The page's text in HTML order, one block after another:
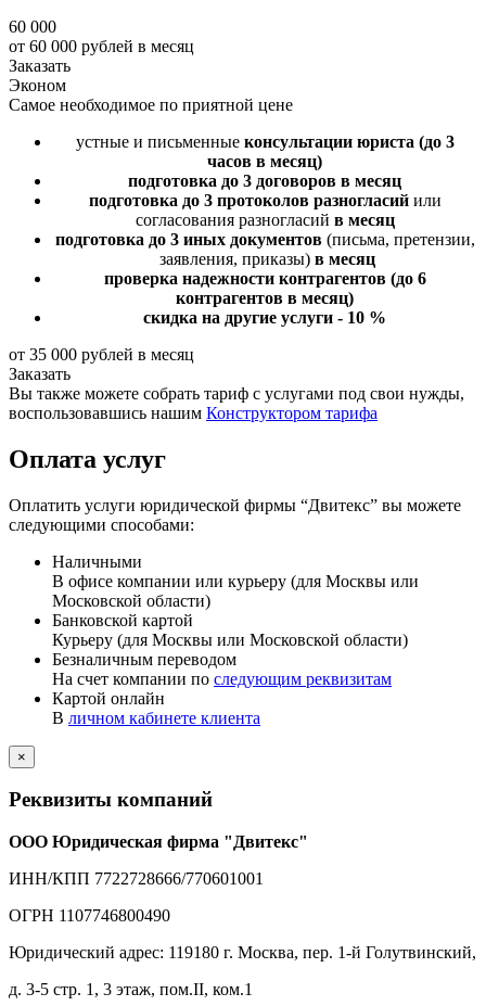
60 000
от 60 000 рублей в месяц
Заказать
Эконом
Самое необходимое по приятной цене
устные и письменные консультации юриста (до 3
часов в месяц)
подготовка до 3 договоров в месяц
подготовка до 3 протоколов разногласийили
согласования разногласий в месяц
подготовка до 3 иных документов(письма, претензии,
заявления, приказы) в месяц
проверка надежности контрагентов (до 6
контрагентов в месяц)
скидка на другие услуги - 10 %
от 35 000 рублей в месяц
Заказать
Вы также можете собрать тариф с услугами под свои нужды,
воспользовавшись нашим Конструктором тарифа
Оплата услуг
Оплатить услуги юридической фирмы “Двитекс” вы можете
следующими способами:
Наличными
В офисе компании или курьеру (для Москвы или
Московской области)
Банковской картой
Курьеру (для Москвы или Московской области)
Безналичным переводом
На счет компании по следующим реквизитам
Картой онлайн
В личном кабинете клиента
×
Реквизиты компаний
ООО Юридическая фирма "Двитекс"
ИНН/КПП 7722728666/770601001
ОГРН 1107746800490
Юридический адрес: 119180 г. Москва, пер. 1-й Голутвинский,
д. 3-5 стр. 1, 3 этаж, пом.II, ком.1